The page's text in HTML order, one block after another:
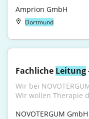
Amprion GmbH
Dortmund
Fachliche Leitung
Wir bei
Wir wollen Therapie
NOVOTERGUM GmbH